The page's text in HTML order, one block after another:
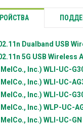
Dualband USB
5G USB Wireless
Inc.) WLI-UC-
Inc.) WLI-UC-
Inc.) WLI-UC-
Inc.) WLP-UC-
Inc.) WLI-UC-